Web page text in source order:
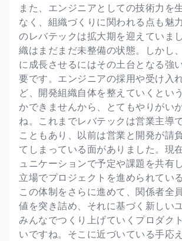
また、エンジニアとしての技術力を
なく、組織づくりに関われる点も魅
のレバテックは拡大期を迎えていま
織はまだまだ未整備の状態。しかし
に成長させるにはその土台となる強
要です。エンジニアの採用や受け入
ど、開発組織自体を整えていくとい
かできませんから、とてもやりがい
ね。これまでレバテックは営業主導
こともあり、以前は営業と開発が請
てしまっている面がありました。現
ュニケーションで予定や課題を共有
立場でプロジェクトを進められてい
この体制をさらに進めて、関係者全
値を突き詰め、それに基づく新しい
みんなでつくり上げていくプロダク
いですね。そこに近づいている手応